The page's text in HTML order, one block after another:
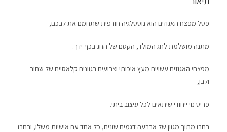
פסל מפצח האגוזים הוא נוסטלגיה חורפית שתחמם את לבכם,
מתנה מושלמת לחג המולד, הקסם של החג בכף ידך.
מפצחי האגוזים עשויים מעץ איכותי וצבועים בגוונים קלאסיים של שחור
ולבן,
פריט נוי ייחודי שיתאים לכל עיצוב ביתי.
בחרו מתוך מגוון של ארבעה דגמים שונים, כל אחד עם אישיות משלו, ובחרו